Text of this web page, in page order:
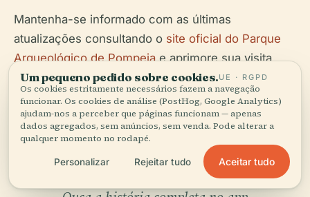
Mantenha-se informado com as últimas
atualizações consultando o site oficial do Parque
Arqueológico de Pompeiae aprimore sua visita
com aplicativos móveis como Audiala.
Um pequeno pedido sobre cookies.UE · RGPD
Os cookies estritamente necessários fazem a navegação
funcionar. Os cookies de análise (PostHog, Google Analytics)
ajudam-nos a perceber que páginas funcionam — apenas
dados agregados, sem anúncios, sem venda. Pode alterar a
qualquer momento no rodapé.
Personalizar Rejeitar tudo Aceitar tudo